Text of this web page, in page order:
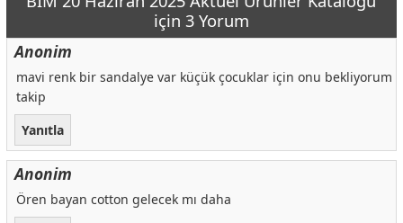
Katlanabilir Kamp Küreği
Katlanabilen Su Bidonu 5 L
Sensörlü Kafa Lambasi
299,00 TL
Aktuel-urunler.com
için 3 Yorum
Anonim
mavi renk bir sandalye var küçük çocuklar için onu bekliyorum
takip
Yanıtla
Anonim
Ören bayan cotton gelecek mı daha